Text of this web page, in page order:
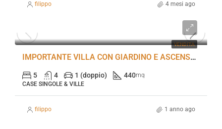
filippo 4 mesi ago
VENDITA
IMPORTANTE VILLA CON GIARDINO E ASCENSORE, VICENZA – SVIL890
5 4 1 (doppio) 440mq
CASE SINGOLE & VILLE
filippo 1 anno ago